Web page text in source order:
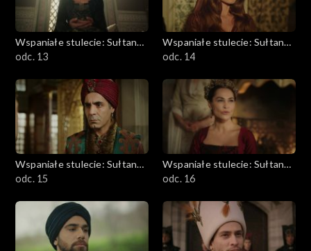
Wspaniałe stulecie: Sułtanka
Kösem
odc. 13
Wspaniałe stulecie: Sułtanka
Kösem
odc. 14
Wspaniałe stulecie: Sułtanka
Kösem
odc. 15
Wspaniałe stulecie: Sułtanka
Kösem
odc. 16